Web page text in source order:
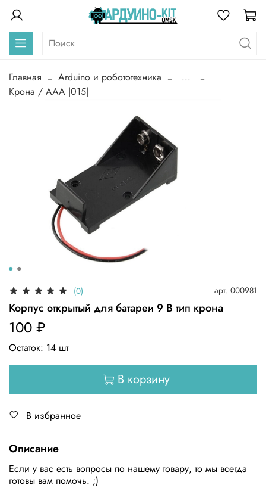
Главная Arduino и робототехника
...
Крона / ААА |015|
(0) арт. 000981
Корпус открытый для батареи 9 В тип крона
100 ₽
Остаток: 14 шт
В корзину
В избранное
Описание
Если у вас есть вопросы по нашему товару, то мы всегда
готовы вам помочь. ;)